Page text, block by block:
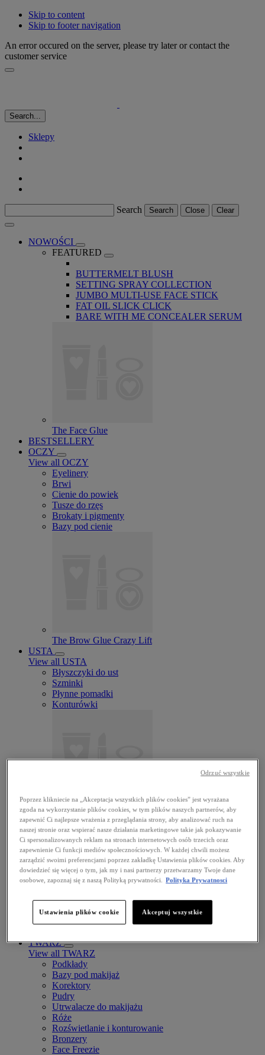
Skip to content
Skip to footer navigation
An error occured on the server, please try later or contact the
customer service
Search...
Sklepy
Search Search Close Clear
NOWOŚCI
FEATURED
BUTTERMELT BLUSH
SETTING SPRAY COLLECTION
JUMBO MULTI-USE FACE STICK
FAT OIL SLICK CLICK
BARE WITH ME CONCEALER SERUM
The Face Glue
BESTSELLERY
OCZY
View all OCZY
Eyelinery
Brwi
Cienie do powiek
Tusze do rzęs
Brokaty i pigmenty
Bazy pod cienie
The Brow Glue Crazy Lift
USTA
View all USTA
Błyszczyki do ust
Szminki
Płynne pomadki
Konturówki
Jelly Job
TWARZ
View all TWARZ
Podkłady
Bazy pod makijaż
Korektory
Pudry
Utrwalacze do makijażu
Róże
Rozświetlanie i konturowanie
Bronzery
Face Freezie
Poprzez klikniecie na „Akceptacja wszystkich plików cookies” jest wyrażana
zgoda na wykorzystanie plików cookies, w tym plików naszych partnerów, aby
zapewnić Ci najlepsze wrażenia z przeglądania strony, aby analizować ruch na
naszej stronie oraz wspierać nasze działania marketingowe takie jak pokazywanie
Ci spersonalizowanych reklam na stronach internetowych osób trzecich oraz
zapewnienie Ci funkcji mediów społecznościowych. W każdej chwili możesz
zarządzić swoimi preferencjami poprzez zakładkę Ustawienia plików cookies. Aby
dowiedzieć się więcej o tym, jak my i nasi partnerzy przetwarzamy Twoje dane
osobowe, zapoznaj się z naszą Polityką prywatności. Polityka Prywatnosci
Ustawienia plików cookie Akceptuj wszystkie
Odrzuć wszystkie